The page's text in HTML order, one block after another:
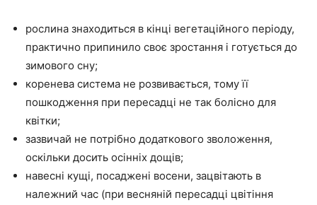
рослина знаходиться в кінці вегетаційного періоду,
практично припинило своє зростання і готується до
зимового сну;
коренева система не розвивається, тому її
пошкодження при пересадці не так болісно для
квітки;
зазвичай не потрібно додаткового зволоження,
оскільки досить осінніх дощів;
навесні кущі, посаджені восени, зацвітають в
належний час (при весняній пересадці цвітіння